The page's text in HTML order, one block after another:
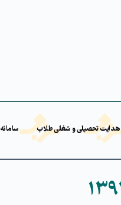
هدایت تحصیلی و شغلی طلاب